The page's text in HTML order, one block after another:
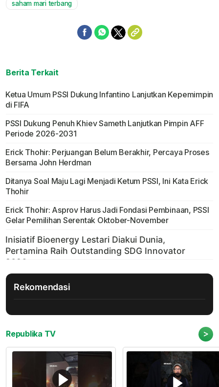
saham mari terbang
Berita Terkait
Ketua Umum PSSI Dukung Infantino Lanjutkan Kepemimpin
di FIFA
PSSI Dukung Penuh Khiev Sameth Lanjutkan Pimpin AFF
Periode 2026-2031
Erick Thohir: Perjuangan Belum Berakhir, Percaya Proses
Bersama John Herdman
Ditanya Soal Maju Lagi Menjadi Ketum PSSI, Ini Kata Erick
Thohir
Erick Thohir: Asprov Harus Jadi Fondasi Pembinaan, PSSI
Gelar Pemilihan Serentak Oktober-November
Rekomendasi
Republika TV >